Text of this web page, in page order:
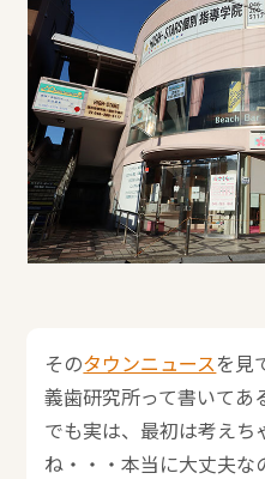
そのタウンニュースを見
義歯研究所って書いてあ
でも実は、最初は考えち
ね・・・本当に大丈夫な